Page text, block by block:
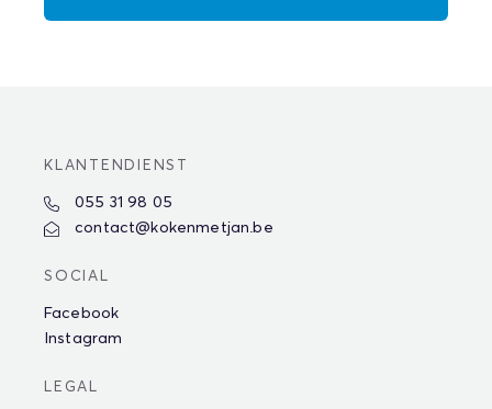
KLANTENDIENST
055 31 98 05
contact@kokenmetjan.be
SOCIAL
Facebook
Instagram
LEGAL